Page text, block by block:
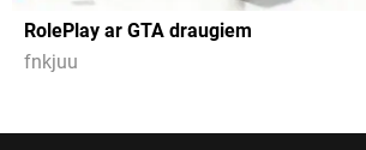
RolePlay ar GTA draugiem
fnkjuu